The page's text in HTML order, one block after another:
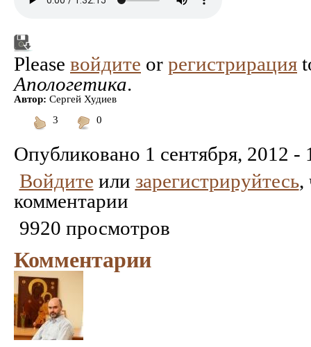
Please войдите or регистрирация
Апологетика.
Автор: Сергей Худиев
3
0
Опубликовано 1 сентября, 2012 -
Войдите или зарегистрируйтесь,
комментарии
9920 просмотров
Комментарии